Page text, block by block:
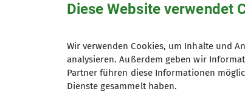
Organisation
Christine Fillie
Diese Website verwendet
Wir verwenden Cookies, um Inhalte und
analysieren. Außerdem geben wir
Partner führen diese Informationen
Dienste gesammelt haben.